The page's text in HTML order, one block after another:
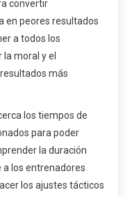
convertir
en peores resultados
a todos los
moral y el
más
los tiempos de
para poder
la duración
los entrenadores
los ajustes tácticos